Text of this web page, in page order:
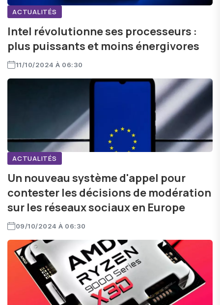
ACTUALITÉS
Intel révolutionne ses processeurs :
plus puissants et moins énergivores
11/10/2024 À 06:30
ACTUALITÉS
Un nouveau système d'appel pour
contester les décisions de modération
sur les réseaux sociaux en Europe
09/10/2024 À 06:30